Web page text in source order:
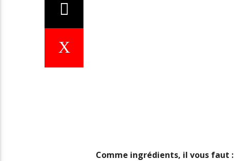
Comme ingrédients, il vous faut :